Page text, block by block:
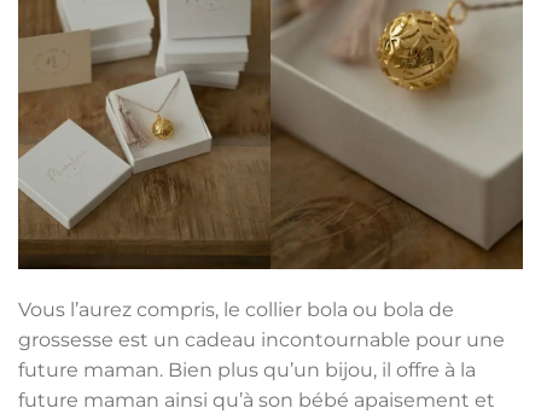
Vous l’aurez compris, le collier bola ou bola de
grossesse est un cadeau incontournable pour une
future maman. Bien plus qu’un bijou, il offre à la
future maman ainsi qu’à son bébé apaisement et